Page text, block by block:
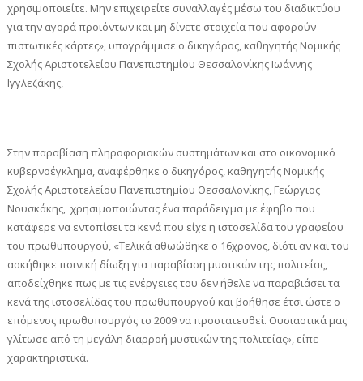
χρησιμοποιείτε. Μην επιχειρείτε συναλλαγές μέσω του διαδικτύου
για την αγορά προϊόντων και μη δίνετε στοιχεία που αφορούν
πιστωτικές κάρτες», υπογράμμισε ο δικηγόρος, καθηγητής Νομικής
Σχολής Αριστοτελείου Πανεπιστημίου Θεσσαλονίκης Ιωάννης
Ιγγλεζάκης,
Στην παραβίαση πληροφοριακών συστημάτων και στο οικονομικό
κυβερνοέγκλημα, αναφέρθηκε ο δικηγόρος, καθηγητής Νομικής
Σχολής Αριστοτελείου Πανεπιστημίου Θεσσαλονίκης, Γεώργιος
Νουσκάκης, χρησιμοποιώντας ένα παράδειγμα με έφηβο που
κατάφερε να εντοπίσει τα κενά που είχε η ιστοσελίδα του γραφείου
του πρωθυπουργού, «Τελικά αθωώθηκε ο 16χρονος, διότι αν και του
ασκήθηκε ποινική δίωξη για παραβίαση μυστικών της πολιτείας,
αποδείχθηκε πως με τις ενέργειες του δεν ήθελε να παραβιάσει τα
κενά της ιστοσελίδας του πρωθυπουργού και βοήθησε έτσι ώστε ο
επόμενος πρωθυπουργός το 2009 να προστατευθεί. Ουσιαστικά μας
γλίτωσε από τη μεγάλη διαρροή μυστικών της πολιτείας», είπε
χαρακτηριστικά.